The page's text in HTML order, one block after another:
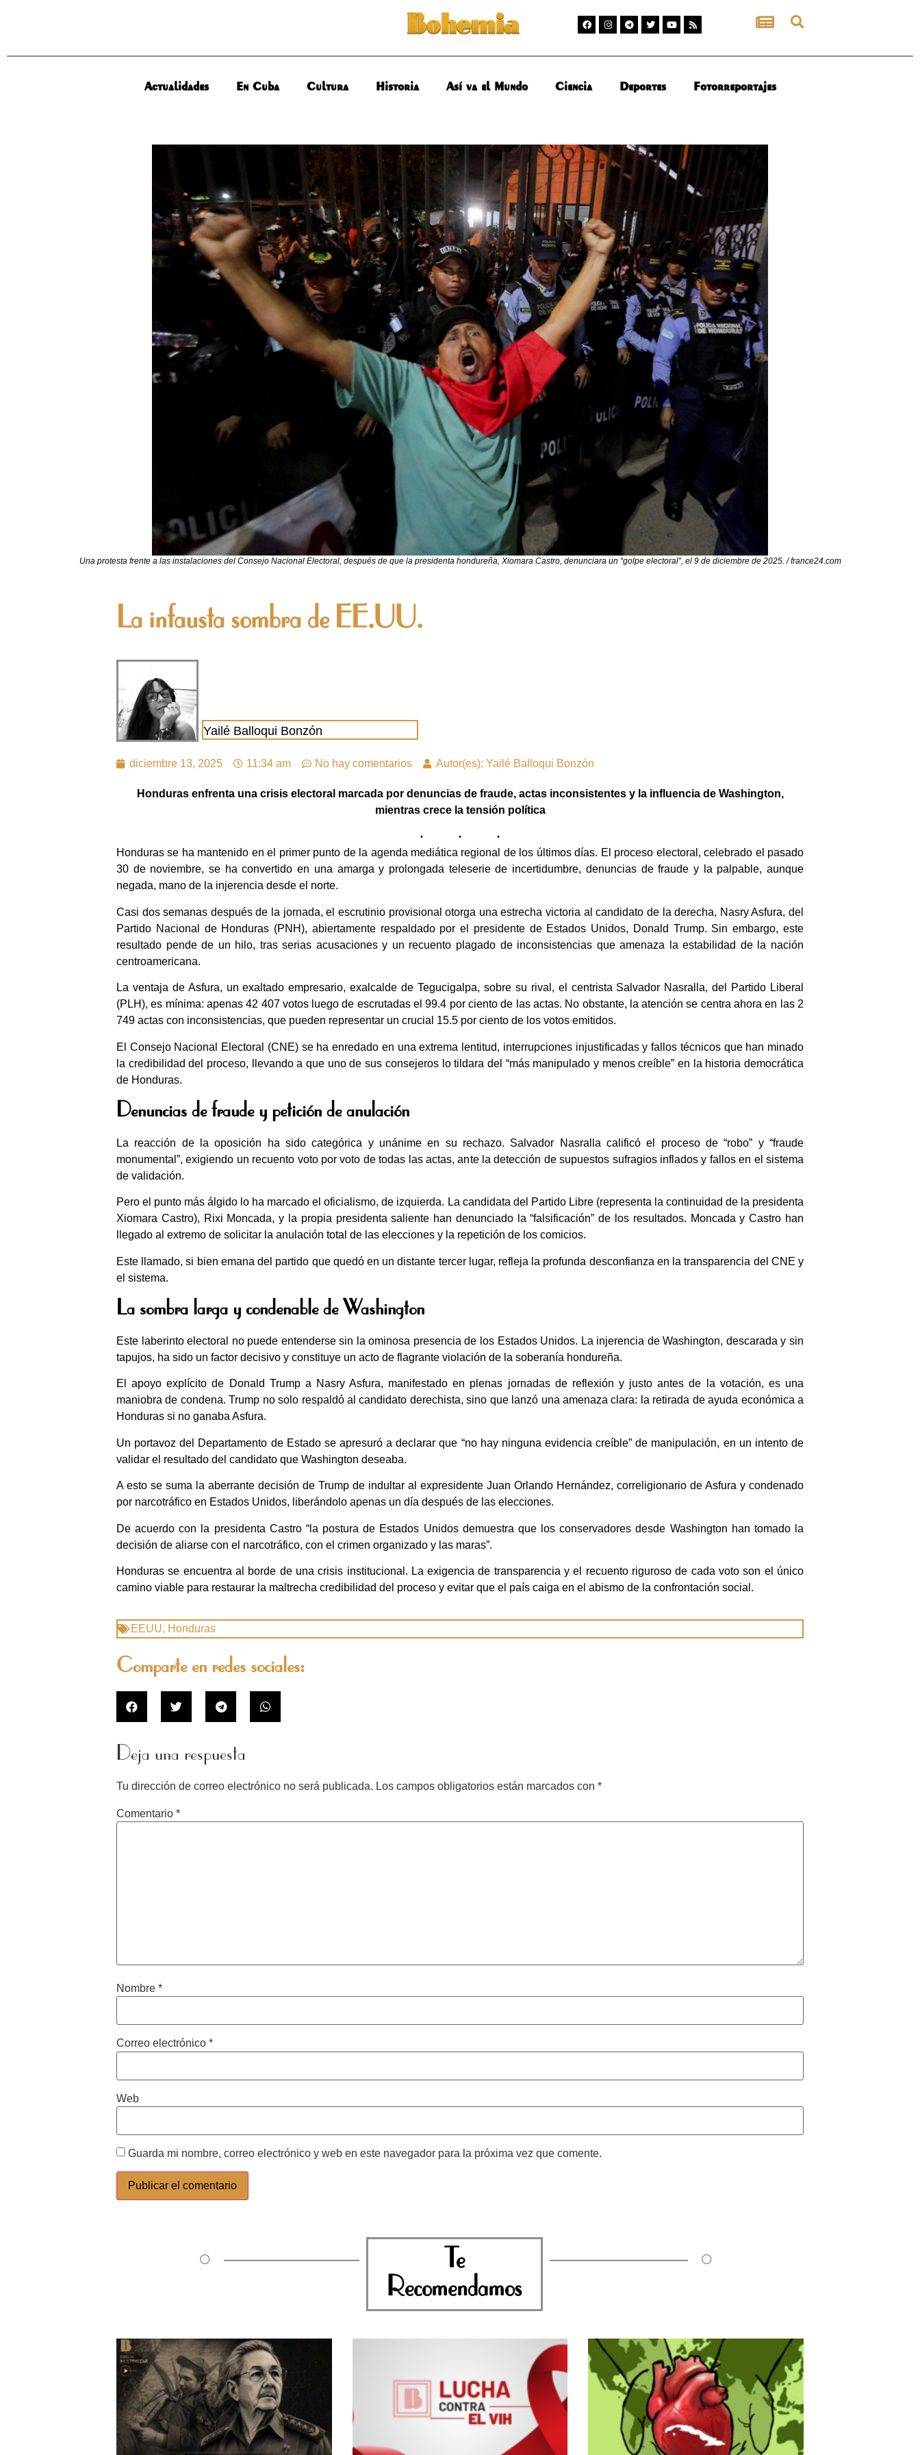
Actualidades En Cuba Cultura Historia Así va el Mundo Ciencia Deportes Fotorreportajes
Una protesta frente a las instalaciones del Consejo Nacional Electoral, después de que la presidenta hondureña, Xiomara Castro, denunciara un “golpe electoral”, el 9 de diciembre de 2025. / france24.com
La infausta sombra de EE.UU.
Yailé Balloqui Bonzón
diciembre 13, 2025 11:34 am No hay comentarios Autor(es): Yailé Balloqui Bonzón
Honduras enfrenta una crisis electoral marcada por denuncias de fraude, actas inconsistentes y la influencia de Washington,
mientras crece la tensión política
Honduras se ha mantenido en el primer punto de la agenda mediática regional de los últimos días. El proceso electoral, celebrado el pasado
30 de noviembre, se ha convertido en una amarga y prolongada teleserie de incertidumbre, denuncias de fraude y la palpable, aunque
negada, mano de la injerencia desde el norte.
Casi dos semanas después de la jornada, el escrutinio provisional otorga una estrecha victoria al candidato de la derecha, Nasry Asfura, del
Partido Nacional de Honduras (PNH), abiertamente respaldado por el presidente de Estados Unidos, Donald Trump. Sin embargo, este
resultado pende de un hilo, tras serias acusaciones y un recuento plagado de inconsistencias que amenaza la estabilidad de la nación
centroamericana.
La ventaja de Asfura, un exaltado empresario, exalcalde de Tegucigalpa, sobre su rival, el centrista Salvador Nasralla, del Partido Liberal
(PLH), es mínima: apenas 42 407 votos luego de escrutadas el 99.4 por ciento de las actas. No obstante, la atención se centra ahora en las 2
749 actas con inconsistencias, que pueden representar un crucial 15.5 por ciento de los votos emitidos.
El Consejo Nacional Electoral (CNE) se ha enredado en una extrema lentitud, interrupciones injustificadas y fallos técnicos que han minado
la credibilidad del proceso, llevando a que uno de sus consejeros lo tildara del “más manipulado y menos creíble” en la historia democrática
de Honduras.
Denuncias de fraude y petición de anulación
La reacción de la oposición ha sido categórica y unánime en su rechazo. Salvador Nasralla calificó el proceso de “robo” y “fraude
monumental”, exigiendo un recuento voto por voto de todas las actas, ante la detección de supuestos sufragios inflados y fallos en el sistema
de validación.
Pero el punto más álgido lo ha marcado el oficialismo, de izquierda. La candidata del Partido Libre (representa la continuidad de la presidenta
Xiomara Castro), Rixi Moncada, y la propia presidenta saliente han denunciado la “falsificación” de los resultados. Moncada y Castro han
llegado al extremo de solicitar la anulación total de las elecciones y la repetición de los comicios.
Este llamado, si bien emana del partido que quedó en un distante tercer lugar, refleja la profunda desconfianza en la transparencia del CNE y
el sistema.
La sombra larga y condenable de Washington
Este laberinto electoral no puede entenderse sin la ominosa presencia de los Estados Unidos. La injerencia de Washington, descarada y sin
tapujos, ha sido un factor decisivo y constituye un acto de flagrante violación de la soberanía hondureña.
El apoyo explícito de Donald Trump a Nasry Asfura, manifestado en plenas jornadas de reflexión y justo antes de la votación, es una
maniobra de condena. Trump no solo respaldó al candidato derechista, sino que lanzó una amenaza clara: la retirada de ayuda económica a
Honduras si no ganaba Asfura.
Un portavoz del Departamento de Estado se apresuró a declarar que “no hay ninguna evidencia creíble” de manipulación, en un intento de
validar el resultado del candidato que Washington deseaba.
A esto se suma la aberrante decisión de Trump de indultar al expresidente Juan Orlando Hernández, correligionario de Asfura y condenado
por narcotráfico en Estados Unidos, liberándolo apenas un día después de las elecciones.
De acuerdo con la presidenta Castro “la postura de Estados Unidos demuestra que los conservadores desde Washington han tomado la
decisión de aliarse con el narcotráfico, con el crimen organizado y las maras”.
Honduras se encuentra al borde de una crisis institucional. La exigencia de transparencia y el recuento riguroso de cada voto son el único
camino viable para restaurar la maltrecha credibilidad del proceso y evitar que el país caiga en el abismo de la confrontación social.
EEUU, Honduras
Comparte en redes sociales:
Deja una respuesta
Tu dirección de correo electrónico no será publicada. Los campos obligatorios están marcados con *
Comentario *
Nombre *
Correo electrónico *
Web
Guarda mi nombre, correo electrónico y web en este navegador para la próxima vez que comente.
Te
Recomendamos